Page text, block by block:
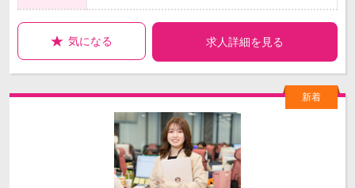
気になる 求人詳細を見る